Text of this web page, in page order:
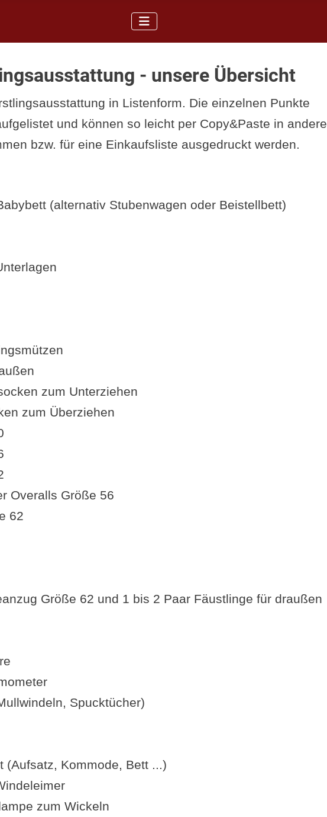
- unsere Übersicht
in Listenform. Die einzelnen Punkte
und können so leicht per Copy&Paste in andere
bzw. für eine Einkaufsliste ausgedruckt werden.
(alternativ Stubenwagen oder Beistellbett)
zum Unterziehen
zum Überziehen
Overalls Größe 56
62
Größe 62 und 1 bis 2 Paar Fäustlinge für draußen
Spucktücher)
(Aufsatz, Kommode, Bett ...)
zum Wickeln